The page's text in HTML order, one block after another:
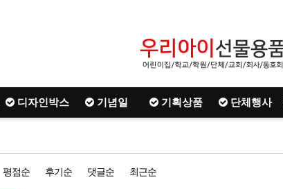
디자인박스 기념일 기획상품 단체행사
평점순 후기순 댓글순 최근순